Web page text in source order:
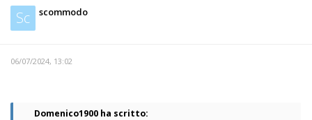
Sc scommodo
06/07/2024, 13:02
Domenico1900 ha scritto: